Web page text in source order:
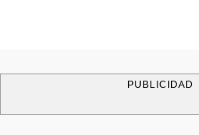
PUBLICIDAD